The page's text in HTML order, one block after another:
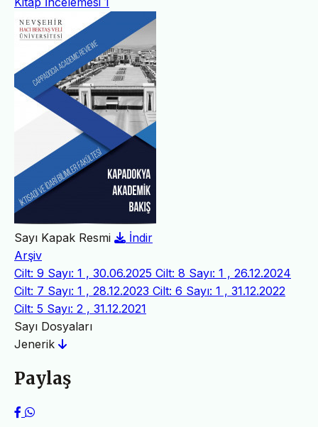
Sayı Kapak Resmi
İndir
Arşiv
Cilt: 9 Sayı: 1 , 30.06.2025 Cilt: 8 Sayı: 1 , 26.12.2024
Cilt: 7 Sayı: 1 , 28.12.2023 Cilt: 6 Sayı: 1 , 31.12.2022
Cilt: 5 Sayı: 2 , 31.12.2021
Sayı Dosyaları
Jenerik
Paylaş